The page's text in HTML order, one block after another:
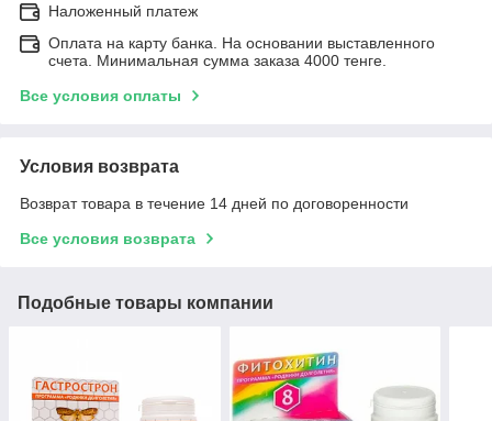
Наложенный платеж
Оплата на карту банка. На основании выставленного
счета. Минимальная сумма заказа 4000 тенге.
Все условия оплаты
Условия возврата
Возврат товара в течение 14 дней по договоренности
Все условия возврата
Подобные товары компании